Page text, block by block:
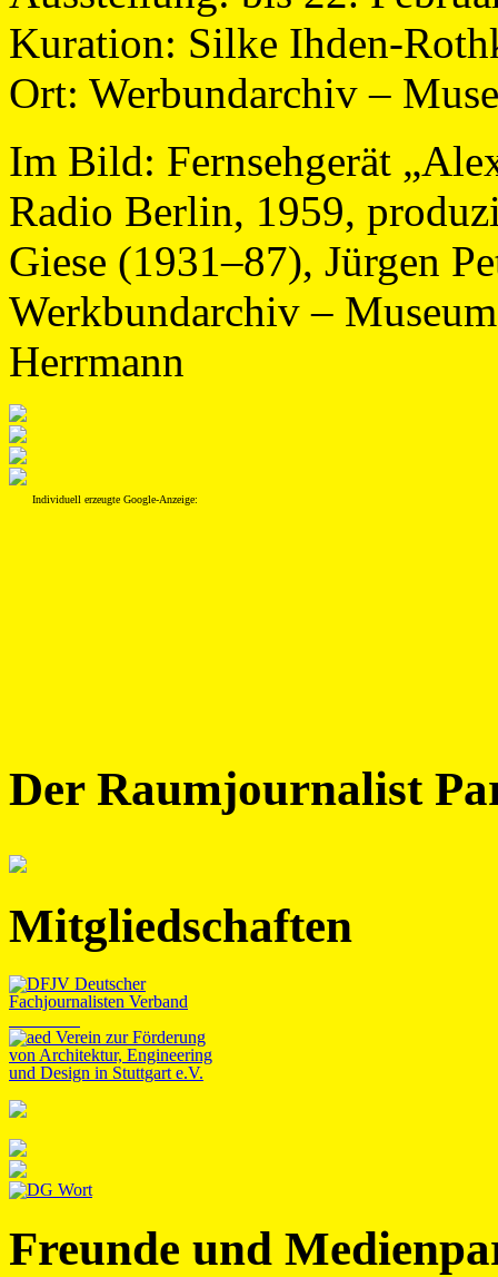
Kuration: Silke Ihden-
Ort: Werbundarchiv –
Im Bild: Fernsehgerät
Radio Berlin, 1959,
Giese (1931–87), Jürgen
Werkbundarchiv –
Herrmann
Individuell erzeugte Google-Anzeige:
Der Raumjournalist
Mitgliedschaften
Freunde und